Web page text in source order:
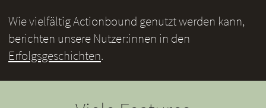
Wie vielfältig Actionbound genutzt werden kann,
berichten unsere Nutzer:innen in den
Erfolgsgeschichten.